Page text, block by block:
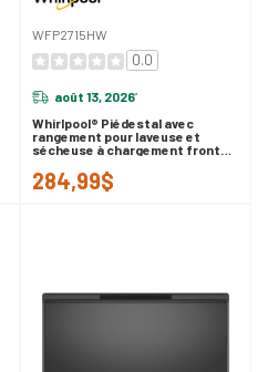
WFP2715HW
0.0
août 13, 2026*
Whirlpool® Piédestal avec
rangement pour laveuse et
sécheuse à chargement frontal,
284,99$